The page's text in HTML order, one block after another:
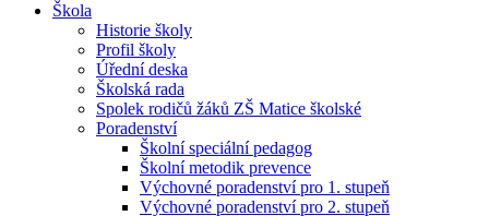
Škola
Historie školy
Profil školy
Úřední deska
Školská rada
Spolek rodičů žáků ZŠ Matice školské
Poradenství
Školní speciální pedagog
Školní metodik prevence
Výchovné poradenství pro 1. stupeň
Výchovné poradenství pro 2. stupeň